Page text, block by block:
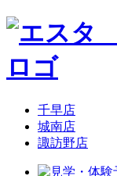
千早店
城南店
諏訪野店